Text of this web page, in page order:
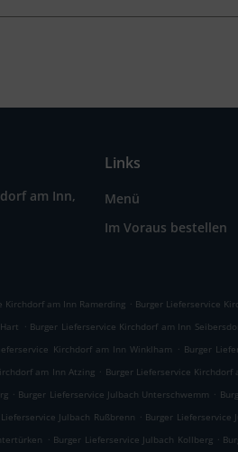
am Inn,
Links
Menü
Im Voraus bestellen
Kirchdorf am Inn Ramerding . Burger Lieferservice
. Burger Lieferservice Kirchdorf am Inn
Kirchdorf am Inn Winklham . Burger
am Inn Atzing . Burger Lieferservice Kirchdorf
. Burger Lieferservice Julbach Unterschwemm .
Julbach Rußbrenn . Burger Lieferservice
. Burger Lieferservice Julbach Kollberg .